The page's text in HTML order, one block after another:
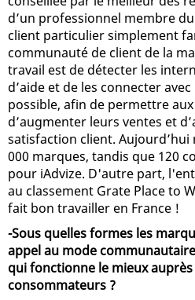
d’un professionnel membre
client particulier simplement
communauté de client de la
travail est de détecter les
d’aide et de les connecter
possible, afin de permettre
d’augmenter leurs ventes et
satisfaction client. Aujourd’hui
000 marques, tandis que 120
pour iAdvize. D'autre part,
au classement Grate Place to
fait bon travailler en France !
-Sous quelles formes les
appel au mode
qui fonctionne le mieux
consommateurs ?